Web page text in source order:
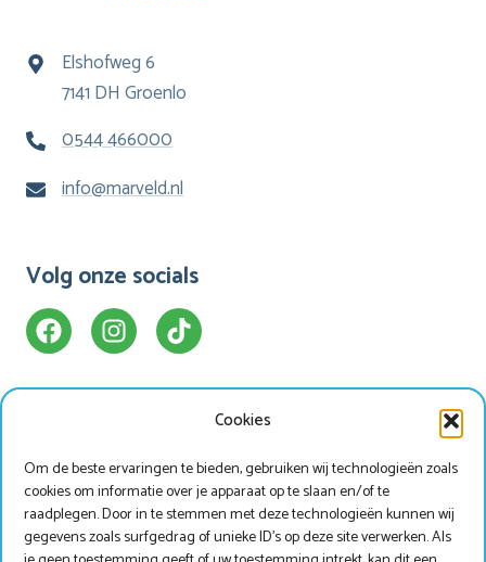
Cookies
Om de beste ervaringen te bieden, gebruiken wij technologieën zoals
cookies om informatie over je apparaat op te slaan en/of te
raadplegen. Door in te stemmen met deze technologieën kunnen wij
gegevens zoals surfgedrag of unieke ID's op deze site verwerken. Als
Elshofweg 6
7141 DH Groenlo
0544 466000
info@marveld.nl
Volg onze socials
Bungalowpark
Kamperen
Hotel Havezate
Handige info
Animatieprogramma
Mijn Marveld
Marveld App